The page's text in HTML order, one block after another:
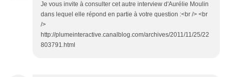
Je vous invite à consulter cet autre interview d'Aurélie Moulin
dans lequel elle répond en partie à votre question :<br /> <br
/>
http://plumeinteractive.canalblog.com/archives/2011/11/25/22
803791.html